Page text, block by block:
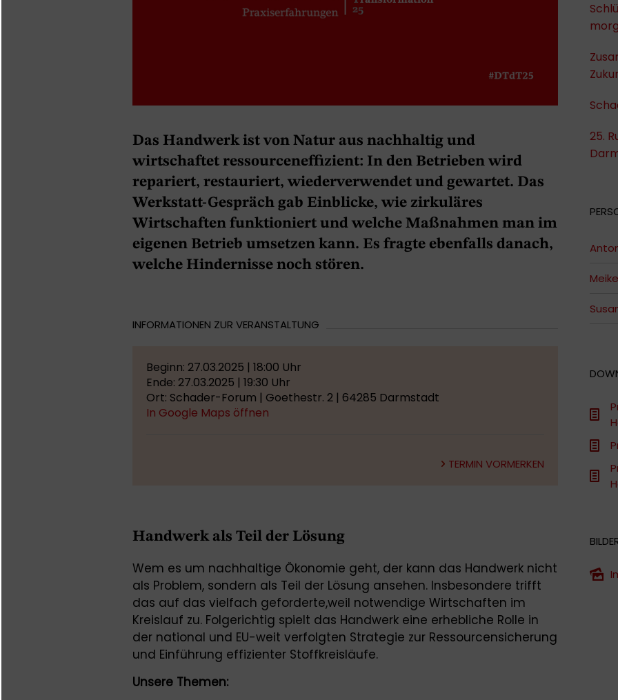
Das Handwerk ist von Natur aus nachhaltig und
wirtschaftet ressourceneffizient: In den Betrieben wird
repariert, restauriert, wiederverwendet und gewartet. Das
Werkstatt-Gespräch gab Einblicke, wie zirkuläres
Wirtschaften funktioniert und welche Maßnahmen man im
eigenen Betrieb umsetzen kann. Es fragte ebenfalls danach,
welche Hindernisse noch stören.
INFORMATIONEN ZUR VERANSTALTUNG
Beginn: 27.03.2025 | 18:00 Uhr
Ende: 27.03.2025 | 19:30 Uhr
Ort: Schader-Forum | Goethestr. 2 | 64285 Darmstadt
In Google Maps öffnen
TERMIN VORMERKEN
Handwerk als Teil der Lösung
Wem es um nachhaltige Ökonomie geht, der kann das Handwerk nicht
als Problem, sondern als Teil der Lösung ansehen. Insbesondere trifft
das auf das vielfach geforderte,weil notwendige Wirtschaften im
Kreislauf zu. Folgerichtig spielt das Handwerk eine erhebliche Rolle in
der national und EU-weit verfolgten Strategie zur Ressourcensicherung
und Einführung effizienter Stoffkreisläufe.
Unsere Themen:
25.